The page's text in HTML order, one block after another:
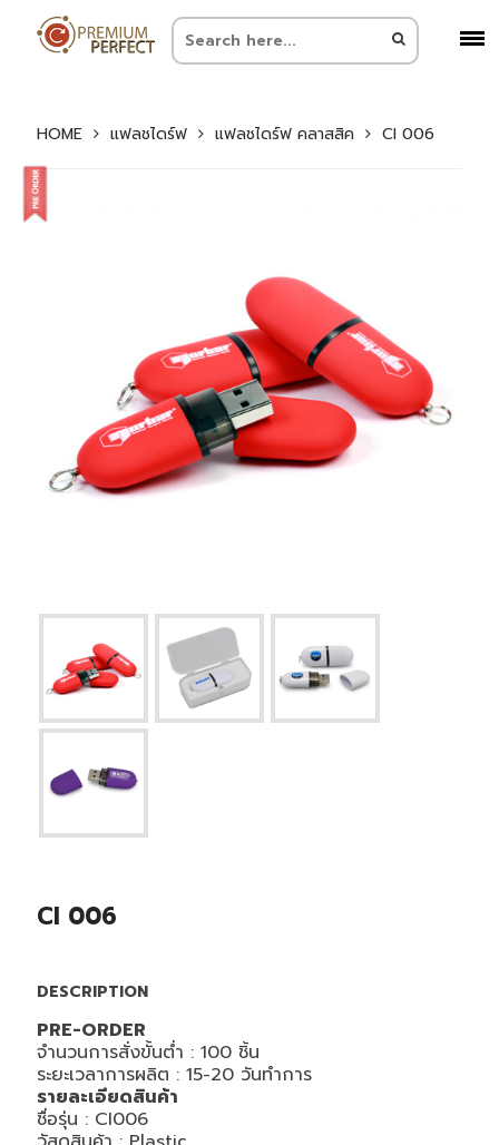
HOME แฟลชไดร์ฟ แฟลชไดร์ฟ คลาสสิค CI 006
CI 006
DESCRIPTION
PRE-ORDER
จำนวนการสั่งขั้นต่ำ : 100 ชิ้น
ระยะเวลาการผลิต : 15-20 วันทำการ
รายละเอียดสินค้า
ชื่อรุ่น : CI006